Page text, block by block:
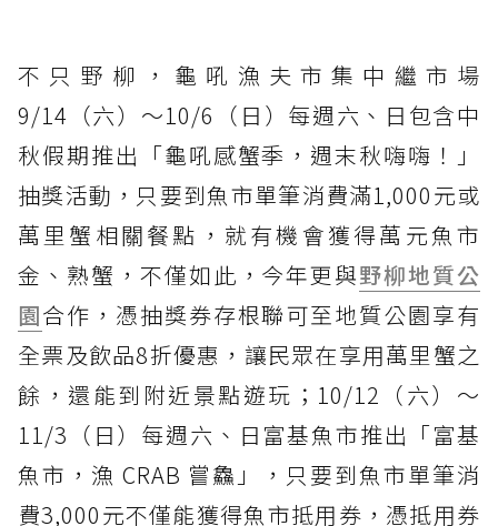
不只野柳，龜吼漁夫市集中繼市場
9/14（六）～10/6（日）每週六、日包含中
秋假期推出「龜吼感蟹季，週末秋嗨嗨！」
抽獎活動，只要到魚市單筆消費滿1,000元或
萬里蟹相關餐點，就有機會獲得萬元魚市
金、熟蟹，不僅如此，今年更與野柳地質公
園合作，憑抽獎券存根聯可至地質公園享有
全票及飲品8折優惠，讓民眾在享用萬里蟹之
餘，還能到附近景點遊玩；10/12（六）～
11/3（日）每週六、日富基魚市推出「富基
魚市，漁 CRAB 嘗鱻」，只要到魚市單筆消
費3,000元不僅能獲得魚市抵用券，憑抵用券